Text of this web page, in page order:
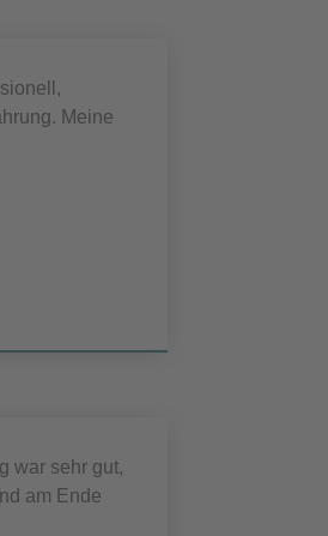
Meine
war sehr gut,
am Ende